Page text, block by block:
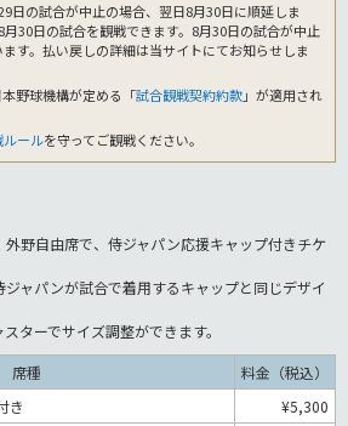
日の試合が中止の場合、翌日8月30日に順延しま
30日の試合を観戦できます。8月30日の試合が中止
す。払い戻しの詳細は当サイトにてお知らせしま
野球機構が定める「試合観戦契約約款」が適用され
ールを守ってご観戦ください。
野自由席で、侍ジャパン応援キャップ付きチケ
ャパンが試合で着用するキャップと同じデザイ
ターでサイズ調整ができます。
席種
料金（税込）
き
¥5,300